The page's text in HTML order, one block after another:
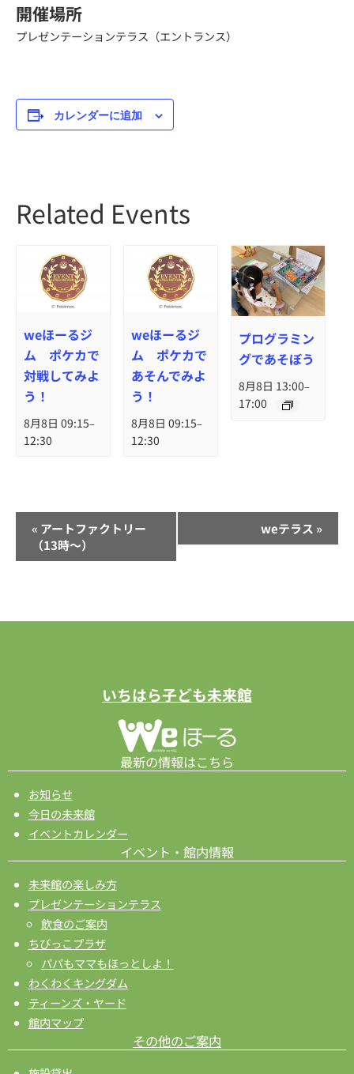
開催場所
プレゼンテーションテラス（エントランス）
カレンダーに追加
Related Events
weほーるジ
ム ポケカで
対戦してみよ
う！
8月8日 09:15–
12:30
weほーるジ
ム ポケカで
あそんでみよ
う！
8月8日 09:15–
12:30
プログラミン
グであそぼう
8月8日 13:00–
17:00
ン
« アートファクトリー
（13時～）
weテラス »
いちはら子ども未来館
最新の情報はこちら
お知らせ
今日の未来館
イベントカレンダー
イベント・館内情報
未来館の楽しみ方
プレゼンテーションテラス
飲食のご案内
ちびっこプラザ
パパもママもほっとしよ！
わくわくキングダム
ティーンズ・ヤード
館内マップ
その他のご案内